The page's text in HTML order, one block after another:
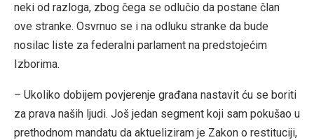
neki od razloga, zbog čega se odlučio da postane član
ove stranke. Osvrnuo se i na odluku stranke da bude
nosilac liste za federalni parlament na predstojećim
Izborima.
– Ukoliko dobijem povjerenje građana nastavit ću se boriti
za prava naših ljudi. Još jedan segment koji sam pokušao u
prethodnom mandatu da aktueliziram je Zakon o restituciji,